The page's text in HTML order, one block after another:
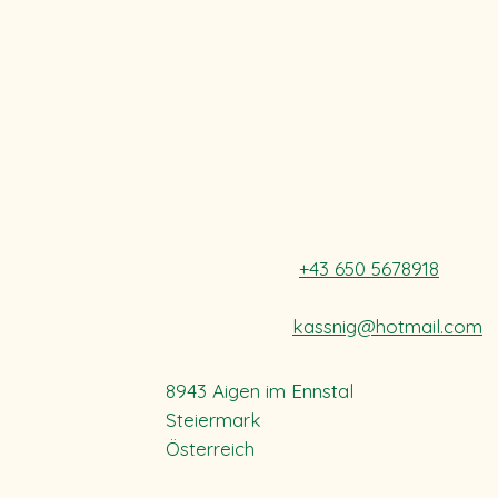
+43 650 5678918
kassnig@hotmail.com
8943 Aigen im Ennstal
Steiermark
Österreich